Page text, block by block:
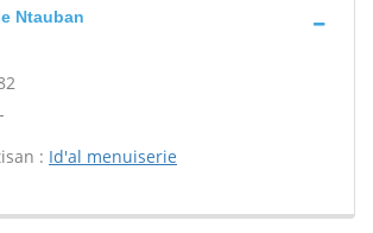
Ntauban
: Id'al menuiserie